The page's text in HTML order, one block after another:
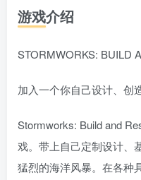
游戏介绍
STORMWORKS: BUILD
加入一个你自己设计、创
Stormworks: Build and
戏。带上自己定制设计、
猛烈的海洋风暴。在各种